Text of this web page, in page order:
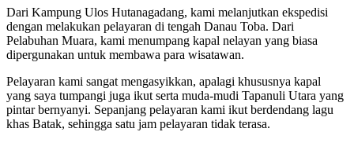
Dari Kampung Ulos Hutanagadang, kami melanjutkan ekspedisi
dengan melakukan pelayaran di tengah Danau Toba. Dari
Pelabuhan Muara, kami menumpang kapal nelayan yang biasa
dipergunakan untuk membawa para wisatawan.
Pelayaran kami sangat mengasyikkan, apalagi khususnya kapal
yang saya tumpangi juga ikut serta muda-mudi Tapanuli Utara yang
pintar bernyanyi. Sepanjang pelayaran kami ikut berdendang lagu
khas Batak, sehingga satu jam pelayaran tidak terasa.